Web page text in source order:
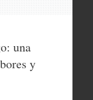
una
y